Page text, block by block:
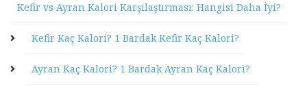
Kefir vs Ayran Kalori Karşılaştırması: Hangisi Daha İyi?
Kefir Kaç Kalori? 1 Bardak Kefir Kaç Kalori?
Ayran Kaç Kalori? 1 Bardak Ayran Kaç Kalori?